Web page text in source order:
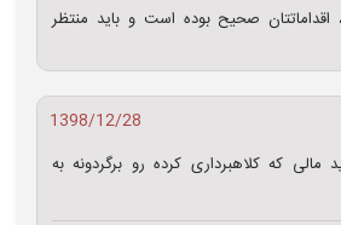
اقداماتتان صحیح بوده است و باید منتظر
1398/12/28
که کلاهبرداری کرده رو برگردونه به